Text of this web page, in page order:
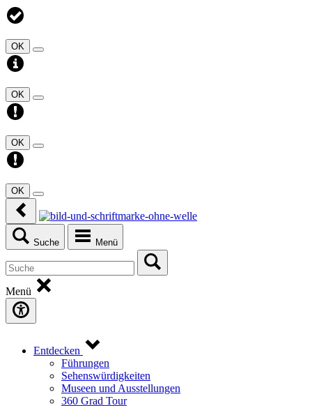
OK
OK
OK
OK
Suche Menü
Menü
Entdecken
Führungen
Sehenswürdigkeiten
Museen und Ausstellungen
360 Grad Tour